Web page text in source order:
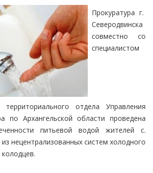
Прокуратура г.
Северодвинска
совместно со
специалистом
территориального отдела Управления
по Архангельской области проведена
питьевой водой жителей с.
нецентрализованных систем холодного